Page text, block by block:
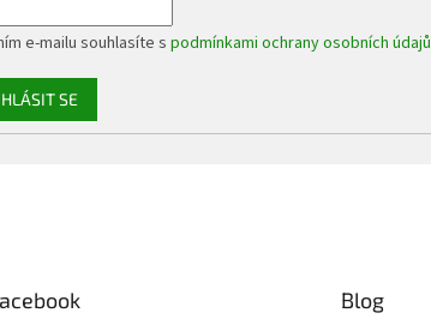
e-mailu souhlasíte spodmínkami ochrany osobních údajů
SE
Blog